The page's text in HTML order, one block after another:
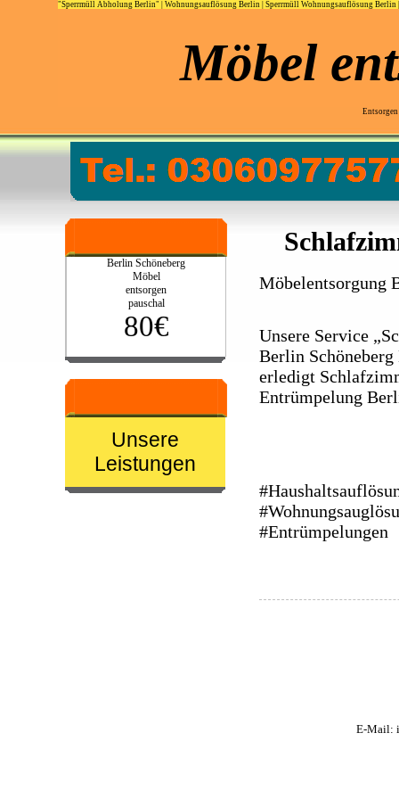
"Sperrmüll Abholung Berlin" Wohnungsauflösung Berlin Sperrmüll Wohnungsauflösung Berlin
Möbel
Berlin Schöneberg
Möbel
entsorgen
pauschal
80€
Unsere
Leistungen
Möbelentsorgung
Unsere Service
Berlin
erledigt
Entrümpelung
#Entrümpelungen
E-Mail: